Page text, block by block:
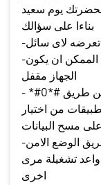
يوم سعيد
بناءا على سؤالك
لاى سائل
-قم بالتاكيد من مفتاح التشغيل لان من الممكن ان يكون
الجهاز مقفل
عن طريق
من اختيار
مسح البيانات
-حاول ان تقوم بتشغيل الكاميرا عن طريق الوضع الامن
تشغيلة مرى
اخرى